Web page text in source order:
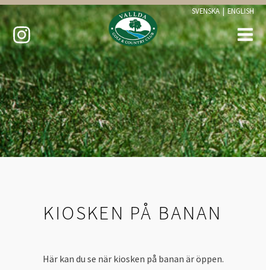
SVENSKA | ENGLISH
KIOSKEN PÅ BANAN
Här kan du se när kiosken på banan är öppen.